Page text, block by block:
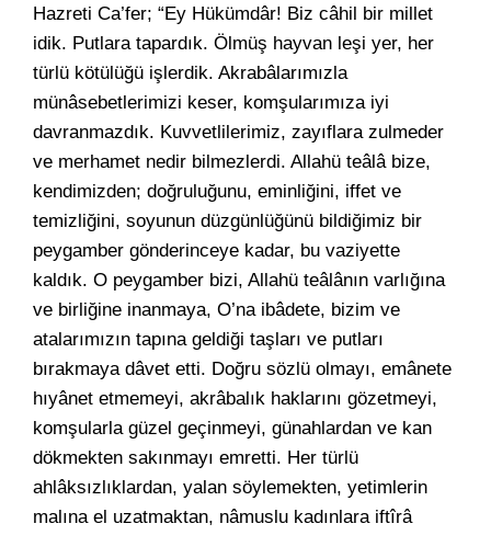
Hazreti Ca’fer; “Ey Hükümdâr! Biz câhil bir millet
idik. Putlara tapardık. Ölmüş hayvan leşi yer, her
türlü kötülüğü işlerdik. Akrabâlarımızla
münâsebetlerimizi keser, komşularımıza iyi
davranmazdık. Kuvvetlilerimiz, zayıflara zulmeder
ve merhamet nedir bilmezlerdi. Allahü teâlâ bize,
kendimizden; doğruluğunu, eminliğini, iffet ve
temizliğini, soyunun düzgünlüğünü bildiğimiz bir
peygamber gönderinceye kadar, bu vaziyette
kaldık. O peygamber bizi, Allahü teâlânın varlığına
ve birliğine inanmaya, O’na ibâdete, bizim ve
atalarımızın tapına geldiği taşları ve putları
bırakmaya dâvet etti. Doğru sözlü olmayı, emânete
hıyânet etmemeyi, akrâbalık haklarını gözetmeyi,
komşularla güzel geçinmeyi, günahlardan ve kan
dökmekten sakınmayı emretti. Her türlü
ahlâksızlıklardan, yalan söylemekten, yetimlerin
malına el uzatmaktan, nâmuslu kadınlara iftîrâ